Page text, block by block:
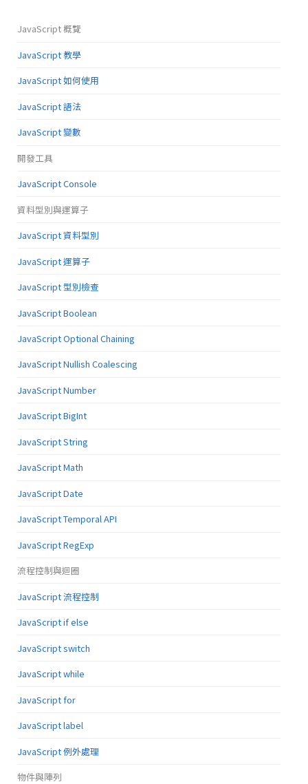
JavaScript 概覽
JavaScript 教學
JavaScript 如何使用
JavaScript 語法
JavaScript 變數
開發工具
JavaScript Console
資料型別與運算子
JavaScript 資料型別
JavaScript 運算子
JavaScript 型別檢查
JavaScript Boolean
JavaScript Optional Chaining
JavaScript Nullish Coalescing
JavaScript Number
JavaScript BigInt
JavaScript String
JavaScript Math
JavaScript Date
JavaScript Temporal API
JavaScript RegExp
流程控制與迴圈
JavaScript 流程控制
JavaScript if else
JavaScript switch
JavaScript while
JavaScript for
JavaScript label
JavaScript 例外處理
物件與陣列